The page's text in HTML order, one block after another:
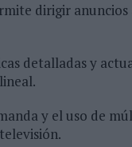
dirigir
detalladas y
y el uso de